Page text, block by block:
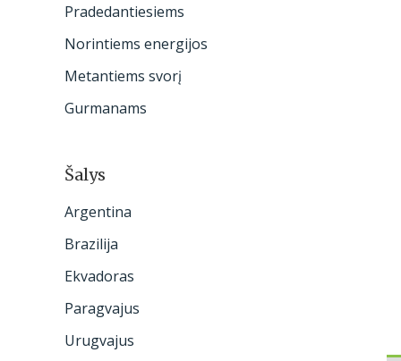
:
Pradedantiesiems
Norintiems energijos
Metantiems svorį
Gurmanams
Šalys
Argentina
Brazilija
Ekvadoras
Paragvajus
Urugvajus